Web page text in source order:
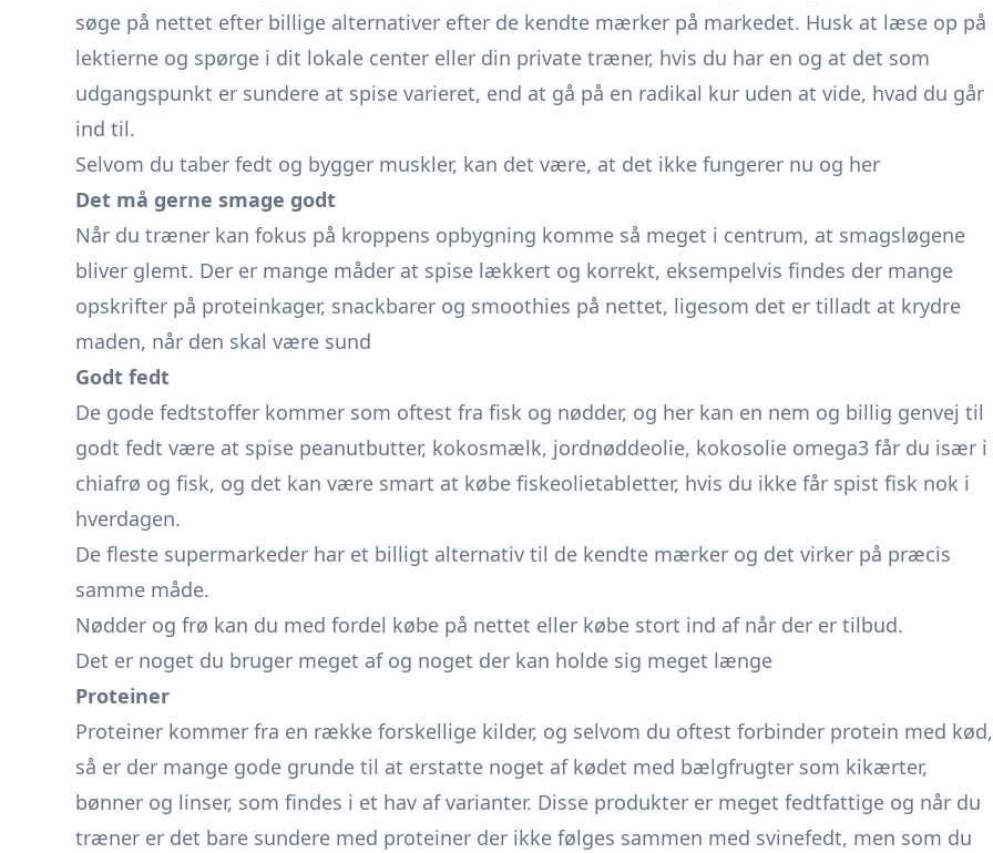
søge på nettet efter billige alternativer efter de kendte mærker på markedet. Husk at læse op på
lektierne og spørge i dit lokale center eller din private træner, hvis du har en og at det som
udgangspunkt er sundere at spise varieret, end at gå på en radikal kur uden at vide, hvad du går
ind til.
Selvom du taber fedt og bygger muskler, kan det være, at det ikke fungerer nu og her
Det må gerne smage godt
Når du træner kan fokus på kroppens opbygning komme så meget i centrum, at smagsløgene
bliver glemt. Der er mange måder at spise lækkert og korrekt, eksempelvis findes der mange
opskrifter på proteinkager, snackbarer og smoothies på nettet, ligesom det er tilladt at krydre
maden, når den skal være sund
Godt fedt
De gode fedtstoffer kommer som oftest fra fisk og nødder, og her kan en nem og billig genvej til
godt fedt være at spise peanutbutter, kokosmælk, jordnøddeolie, kokosolie omega3 får du især i
chiafrø og fisk, og det kan være smart at købe fiskeolietabletter, hvis du ikke får spist fisk nok i
hverdagen.
De fleste supermarkeder har et billigt alternativ til de kendte mærker og det virker på præcis
samme måde.
Nødder og frø kan du med fordel købe på nettet eller købe stort ind af når der er tilbud.
Det er noget du bruger meget af og noget der kan holde sig meget længe
Proteiner
Proteiner kommer fra en række forskellige kilder, og selvom du oftest forbinder protein med kød,
så er der mange gode grunde til at erstatte noget af kødet med bælgfrugter som kikærter,
bønner og linser, som findes i et hav af varianter. Disse produkter er meget fedtfattige og når du
træner er det bare sundere med proteiner der ikke følges sammen med svinefedt, men som du